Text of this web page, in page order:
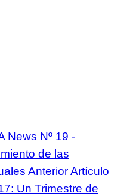
News Nº 19 -
de las
AnteriorArtículo
Un Trimestre de